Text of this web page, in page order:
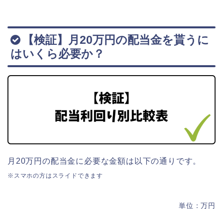
【検証】月20万円の配当金を貰うに
はいくら必要か？
月20万円の配当金に必要な金額は以下の通りです。
※スマホの方はスライドできます
単位：万円